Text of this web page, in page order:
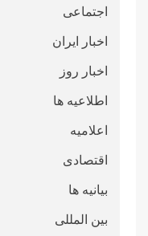
اجتماعی
اخبار ایران
اخبار روز
اطلاعیه ها
اعلامیه
اقتصادی
بیانیه ها
بین المللی